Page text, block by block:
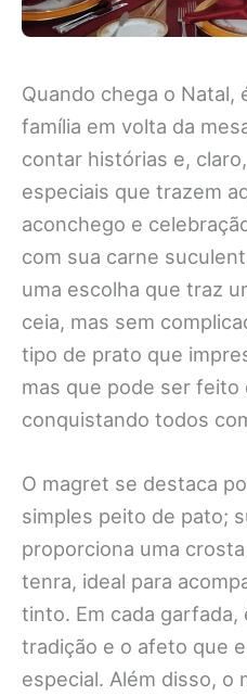
Quando chega o Natal,
família em volta da
contar histórias e,
especiais que trazem
aconchego e
com sua carne
uma escolha que traz
ceia, mas sem
tipo de prato que
mas que pode ser feito
conquistando todos
O magret se destaca
simples peito de pato;
proporciona uma
tenra, ideal para
tinto. Em cada garfada,
tradição e o afeto que
especial. Além disso, o